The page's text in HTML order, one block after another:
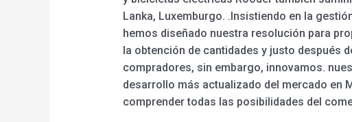
Lanka, Luxemburgo. .Insistiendo en la
hemos diseñado nuestra resolución para
la obtención de cantidades y justo después
compradores, sin embargo, innovamos.
desarrollo más actualizado del mercado en
comprender todas las posibilidades del